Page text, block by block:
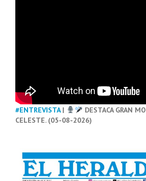
#ENTREVISTA|
DESTACA GRAN
CELESTE. (05-08-2026)